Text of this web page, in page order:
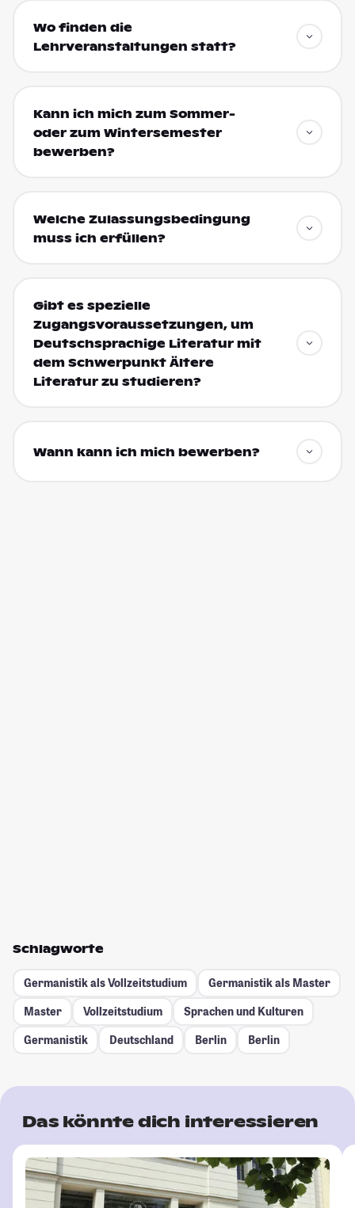
Wo finden die
Lehrveranstaltungen statt?
Kann ich mich zum Sommer-
oder zum Wintersemester
bewerben?
Welche Zulassungsbedingung
muss ich erfüllen?
Gibt es spezielle
Zugangsvoraussetzungen, um
Deutschsprachige Literatur mit
dem Schwerpunkt Ältere
Literatur zu studieren?
Wann kann ich mich bewerben?
Schlagworte
Germanistik als Vollzeitstudium
Germanistik als Master
Master
Vollzeitstudium
Sprachen und Kulturen
Germanistik
Deutschland Berlin Berlin
Das könnte dich interessieren